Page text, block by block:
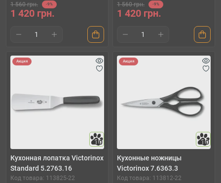
1 560 грн. -9%
1 420 грн.
1 560 грн. -9%
1 420 грн.
Акция
10
Кухонная лопатка Victorinox
Standard 5.2763.16
Код товара: 113825-22
Акция
10
Кухонные ножницы
Victorinox 7.6363.3
Код товара: 113812-22